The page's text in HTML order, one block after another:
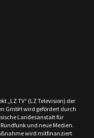
„LZ TV“ (LZ Television) der
GmbH wird gefördert durch
Landesanstalt für
und neue Medien.
wird mitfinanziert